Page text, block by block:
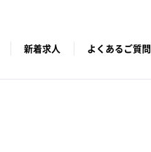
新着求人 よくあるご質問